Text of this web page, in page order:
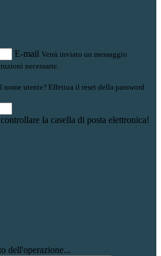
E-mail Verrà inviato un messaggio
necessarie.
nome utente? Effettua il reset della password
la casella di posta elettronica!
dell'operazione...